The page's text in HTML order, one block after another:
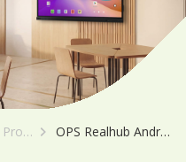
Interatividade & Projeção OPS Realhub Android13